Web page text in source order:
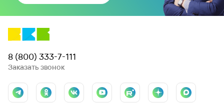
8 (800) 333-7-111
Заказать звонок